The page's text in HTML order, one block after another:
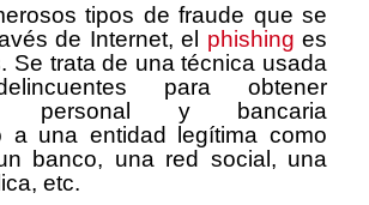
tipos de fraude que se
de Internet, el phishing es
Se trata de una técnica usada
para obtener
personal y bancaria
a una entidad legítima como
banco, una red social, una
etc.